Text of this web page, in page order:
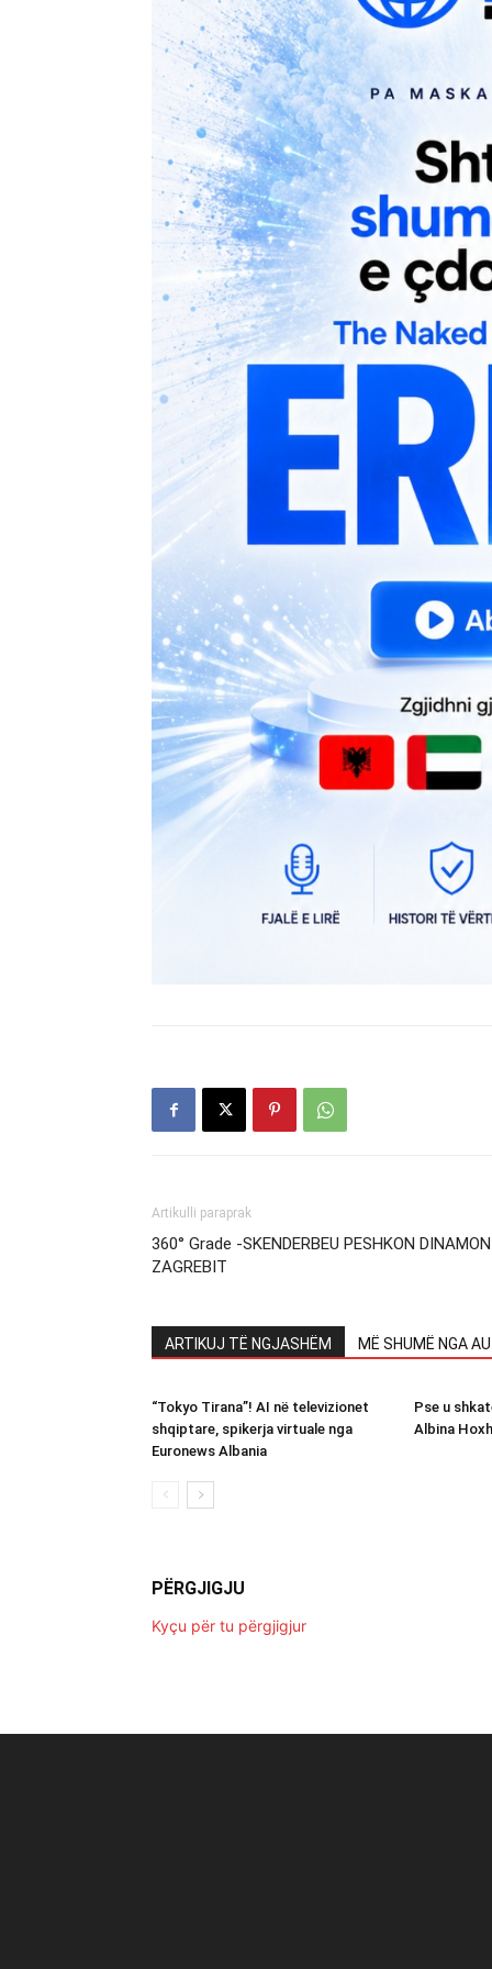
Artikulli paraprak
360° Grade -SKENDERBEU PESHKON
ZAGREBIT
ARTIKUJ TË NGJASHËM MË SHUMË NGA
“Tokyo Tirana”! AI në televizionet
shqiptare, spikerja virtuale nga
Euronews Albania
Pse u
Albina
PËRGJIGJU
Kyçu për tu përgjigjur